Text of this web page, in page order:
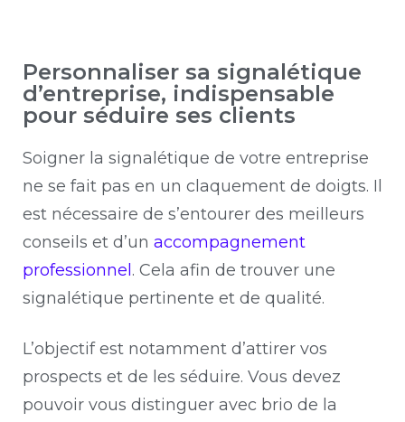
Personnaliser sa signalétique
d’entreprise, indispensable
pour séduire ses clients
Soigner la signalétique de votre entreprise
ne se fait pas en un claquement de doigts. Il
est nécessaire de s’entourer des meilleurs
conseils et d’un accompagnement
professionnel . Cela afin de trouver une
signalétique pertinente et de qualité.
L’objectif est notamment d’attirer vos
prospects et de les séduire. Vous devez
pouvoir vous distinguer avec brio de la